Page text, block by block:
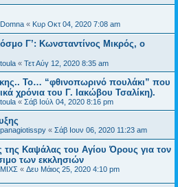
Domna « Κυρ Οκτ 04, 2020 7:08 am
Γ’: Κωνσταντίνος Μικρός, ο
toula « Τετ Αύγ 12, 2020 8:35 am
Το… “φθινοπωρινό πουλάκι” που
χρόνια του Γ. Ιακώβου Τσαλίκη).
toula « Σάβ Ιούλ 04, 2020 8:16 pm
panagiotisspy « Σάβ Ιουν 06, 2020 11:23 am
της Καψάλας του Αγίου Όρους για τον
των εκκλησιών
ΜΙΧΣ « Δευ Μάιος 25, 2020 4:10 pm